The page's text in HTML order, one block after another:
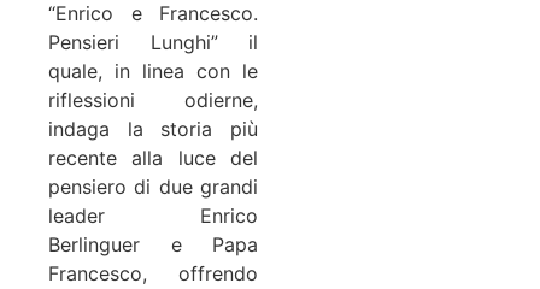
“Enrico e Francesco.
Pensieri Lunghi” il
quale, in linea con le
riflessioni odierne,
indaga la storia più
recente alla luce del
pensiero di due grandi
leader Enrico
Berlinguer e Papa
Francesco, offrendo